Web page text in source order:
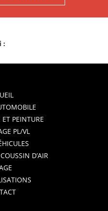
:
ET PEINTURE
PL/VL
D’AIR